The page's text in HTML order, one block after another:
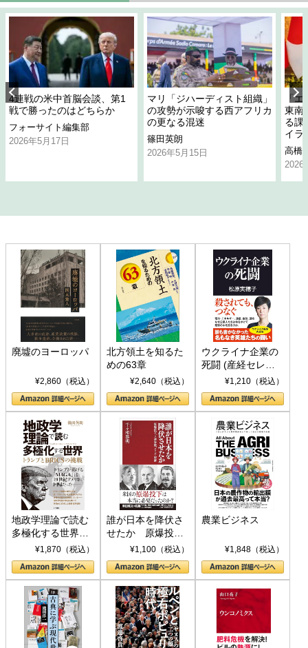
4連戦の米中首脳会談、第1
戦で勝ったのはどちらか
フォーサイト編集部
2026年5月17日
マリ「ジハーディスト組織」
の攻勢が示唆する西アフリカ
の更なる混迷
篠田英朗
2026年5月15日
「
東南
る課
イラ
高橋
2026
廃墟のヨーロッパ
¥2,860（税込）
北方領土を知るた
めの63章
¥2,640（税込）
ウクライナ企業の
死闘 (産経セレク
ト S 039)¥1,210（税込）
地政学理論で読む
多極化する世界：
トランプとBRICS
の挑戦
¥1,870（税込）
誰が日本を降伏さ
せたか 原爆投
下、ソ連参戦、そ
して聖断 (PHP新
書)
¥1,100（税込）
農業ビジネス
¥1,848（税込）